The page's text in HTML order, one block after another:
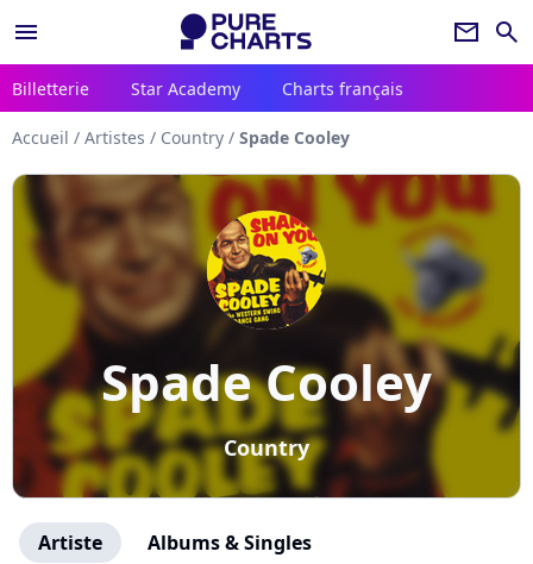
menu newsletter search
Billetterie Star Academy Charts français
Accueil / Artistes / Country / Spade Cooley
Spade Cooley
Country
Artiste Albums & Singles